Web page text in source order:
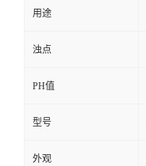
用途
浊点
PH值
型号
外观